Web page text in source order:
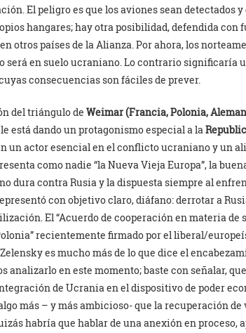
El peligro es que los aviones sean detectados
hangares; hay otra posibilidad, defendida con
otros países de la Alianza. Por ahora, los
será en suelo ucraniano. Lo contrario significaría
consecuencias son fáciles de prever.
del triángulo de Weimar (Francia, Polonia,
está dando un protagonismo especial a la
un actor esencial en el conflicto ucraniano y un
como nadie “la Nueva Vieja Europa”, la
dura contra Rusia y la dispuesta siempre al
con objetivo claro, diáfano: derrotar a
El “Acuerdo de cooperación en materia de
recientemente firmado por el liberal/
es mucho más de lo que dice el
analizarlo en este momento; baste con señalar,
de Ucrania en el dispositivo de poder
más – y más ambicioso- que la recuperación
habría que hablar de una anexión en proceso,